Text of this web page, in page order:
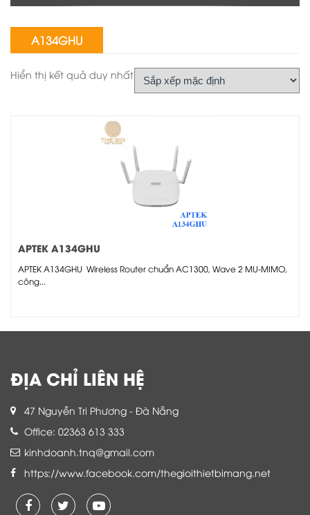
A134GHU
Hiển thị kết quả duy nhất
APTEK A134GHU
APTEK A134GHU Wireless Router chuẩn AC1300, Wave 2 MU-MIMO,
công...
ĐỊA CHỈ LIÊN HỆ
47 Nguyễn Tri Phương - Đà Nẵng
Office: 02363 613 333
kinhdoanh.tnq@gmail.com
https://www.facebook.com/thegioithietbimang.net